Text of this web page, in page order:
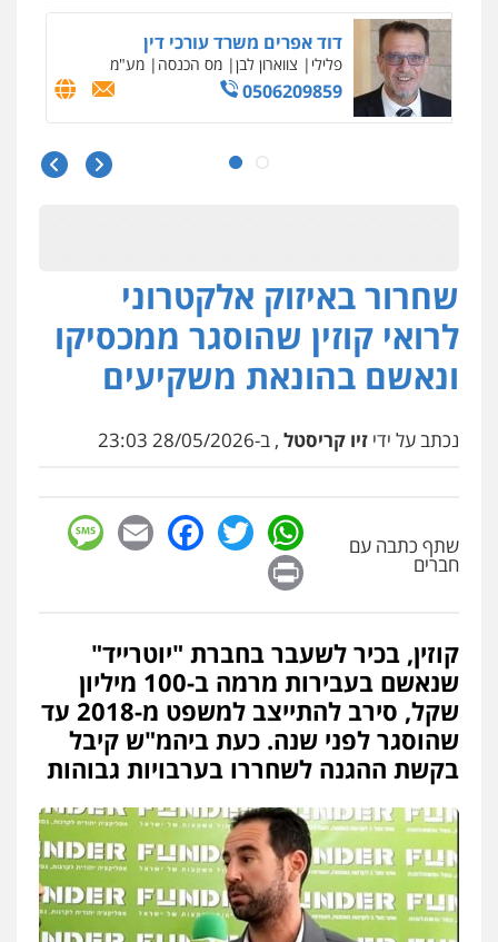
דוד אפרים משרד עורכי דין
פלילי צווארון לבן מס הכנסה מע"מ
0506209859
עו"ד שרון נהרי
פשיעה כלכלית
עו"ד (רו"ח) יואב ציוני
הלבנת הון שומות וערעורי מס
0505430819
כלכלי הלבנת הון חילוט ייעוץ לעורכי דין
מצגר ושות', חברת עורכי דין
נדל"ן / עסקים
הוצאה לפועל
עורך דין תמיר אלטיט
פלילי תעבורה
0545577862
כלכלי צווארון לבן פשיעה כלכלית עבירות
מס הלבנת הון
0505471497
גיל דביר – משרד עורכי דין
שחרור באיזוק אלקטרוני
לרואי קוזין שהוסגר ממכסיקו
ונאשם בהונאת משקיעים
נכתב על ידי זיו קריסטל , ב-28/05/2026 23:03
שתף כתבה עם
חברים
WhatsApp
Twitter
Facebook
Email
קוזין, בכיר לשעבר בחברת "יוטרייד"
שנאשם בעבירות מרמה ב-100 מיליון
שקל, סירב להתייצב למשפט מ-2018 עד
שהוסגר לפני שנה. כעת ביהמ"ש קיבל
בקשת ההגנה לשחררו בערבויות גבוהות